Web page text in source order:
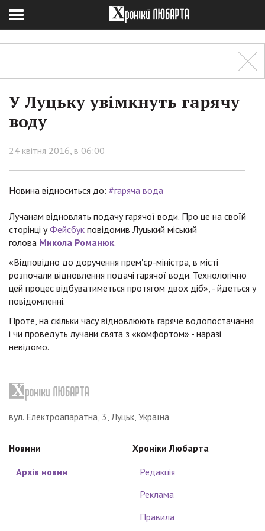
У Луцьку увімкнуть гарячу
воду
24 квітня 2016, в 06:00
Новина відноситься до: #гаряча вода
Лучанам відновлять подачу гарячої води. Про це на своїй
сторінці уФейсбук повідомив Луцький міський
голова Микола Романюк.
«Відповідно до доручення прем'єр-міністра, в місті
розпочали відновлення подачі гарячої води. Технологічно
цей процес відбуватиметься протягом двох діб», - йдеться у
повідомленні.
Проте, на скільки часу відновлюють гаряче водопостачання
і чи проведуть лучани свята з «комфортом» - наразі
невідомо.
вул. Електроапаратна, 3, Луцьк, Україна
Новини
Архів новин
Хроніки Любарта
Редакція
Реклама
Правила